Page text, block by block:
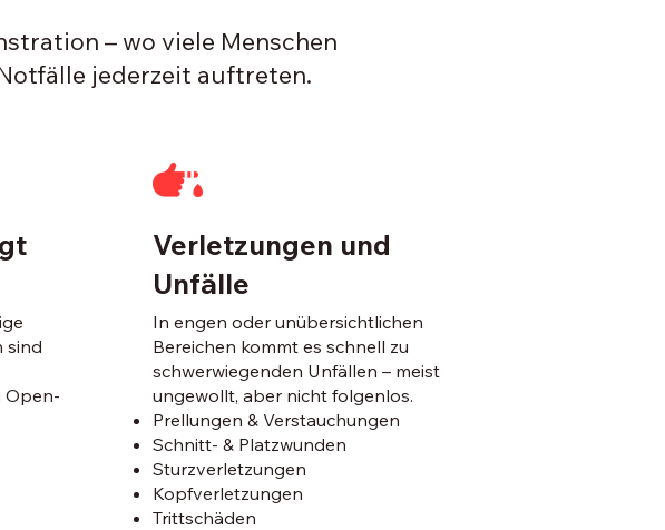
– wo viele Menschen
jederzeit auftreten.
sind
Open-
Verletzungen und
Unfälle
In engen oder unübersichtlichen
Bereichen kommt es schnell zu
schwerwiegenden Unfällen – meist
ungewollt, aber nicht folgenlos.
Prellungen & Verstauchungen
Schnitt- & Platzwunden
Sturzverletzungen
Kopfverletzungen
Trittschäden